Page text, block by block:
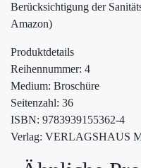
Berücksichtigung der
Amazon)
Produktdetails
Reihennummer: 4
Medium: Broschüre
Seitenzahl: 36
ISBN: 9783939155362-4
Verlag: VERLAGSHAUS